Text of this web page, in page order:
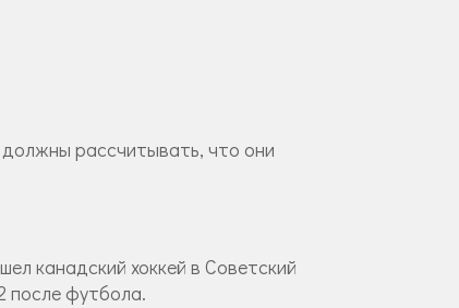
рассчитывать, что они
канадский хоккей в Советский
после футбола.